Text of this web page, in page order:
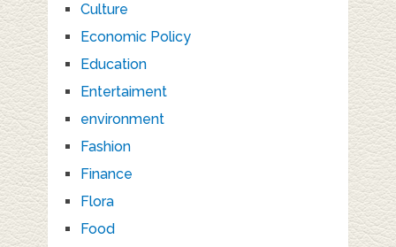
Culture
Economic Policy
Education
Entertaiment
environment
Fashion
Finance
Flora
Food